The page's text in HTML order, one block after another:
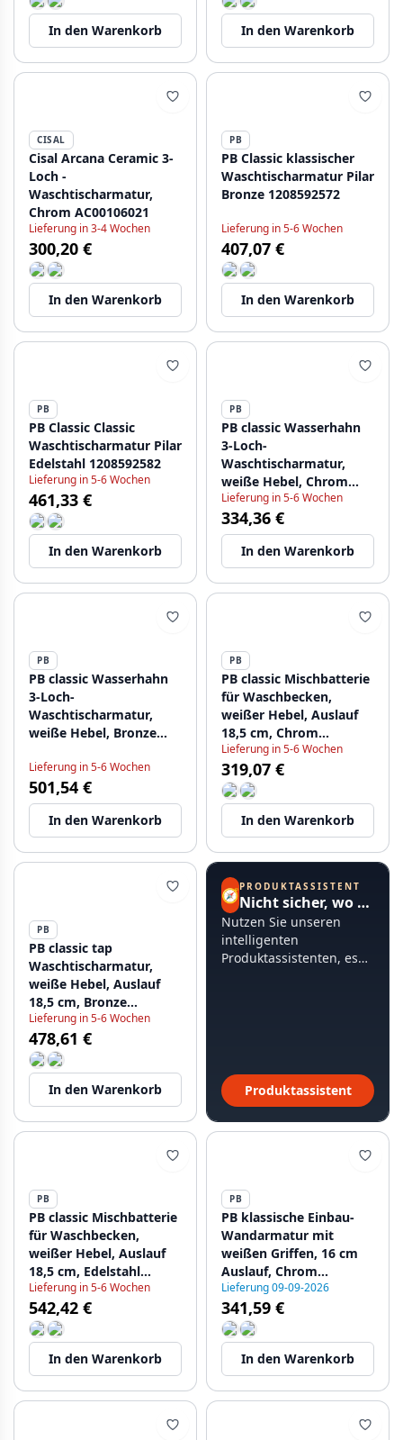
In den Warenkorb In den Warenkorb
CISAL
Cisal Arcana Ceramic 3-
Loch -
Waschtischarmatur,
Chrom AC00106021
Lieferung in 3-4 Wochen
300,20 €
In den Warenkorb
PB
PB Classic klassischer
Waschtischarmatur Pilar
Bronze 1208592572
Lieferung in 5-6 Wochen
407,07 €
In den Warenkorb
PB
PB Classic Classic
Waschtischarmatur Pilar
Edelstahl 1208592582
Lieferung in 5-6 Wochen
461,33 €
In den Warenkorb
PB
PB classic Wasserhahn
3-Loch-
Waschtischarmatur,
weiße Hebel, Chrom
1208854262
Lieferung in 5-6 Wochen
334,36 €
In den Warenkorb
PB
PB classic Wasserhahn
3-Loch-
Waschtischarmatur,
weiße Hebel, Bronze
Lieferung in 5-6 Wochen
501,54 €
In den Warenkorb
PB
PB classic Mischbatterie
für Waschbecken,
weißer Hebel, Auslauf
18,5 cm, Chrom
1208854292
Lieferung in 5-6 Wochen
319,07 €
In den Warenkorb
PB
PB classic tap
Waschtischarmatur,
weiße Hebel, Auslauf
18,5 cm, Bronze
1208854302
Lieferung in 5-6 Wochen
478,61 €
In den Warenkorb
🧭PRODUKTASSISTENT
Nicht sicher, wo Sie anfangen sollen?
Nutzen Sie unseren
intelligenten
Produktassistenten, es
Produktassistent
PB
PB classic Mischbatterie
für Waschbecken,
weißer Hebel, Auslauf
18,5 cm, Edelstahl
1208854312
Lieferung in 5-6 Wochen
542,42 €
In den Warenkorb
PB
PB klassische Einbau-
Wandarmatur mit
weißen Griffen, 16 cm
Auslauf, Chrom
1208854322
Lieferung 09-09-2026
341,59 €
In den Warenkorb